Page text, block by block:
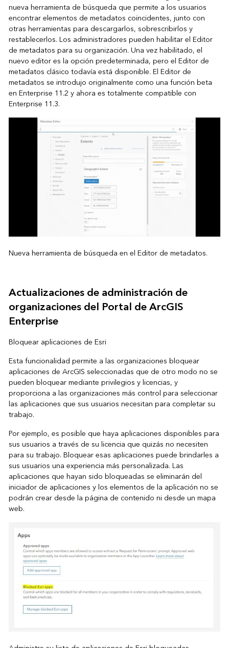
nueva herramienta de búsqueda que permite a los usuarios
encontrar elementos de metadatos coincidentes, junto con
otras herramientas para descargarlos, sobrescribirlos y
restablecerlos. Los administradores pueden habilitar el Editor
de metadatos para su organización. Una vez habilitado, el
nuevo editor es la opción predeterminada, pero el Editor de
metadatos clásico todavía está disponible. El Editor de
metadatos se introdujo originalmente como una función beta
en Enterprise 11.2 y ahora es totalmente compatible con
Enterprise 11.3.
Nueva herramienta de búsqueda en el Editor de metadatos.
Actualizaciones de administración de
organizaciones del Portal de ArcGIS
Enterprise
Bloquear aplicaciones de Esri
Esta funcionalidad permite a las organizaciones bloquear
aplicaciones de ArcGIS seleccionadas que de otro modo no se
pueden bloquear mediante privilegios y licencias, y
proporciona a las organizaciones más control para seleccionar
las aplicaciones que sus usuarios necesitan para completar su
trabajo.
Por ejemplo, es posible que haya aplicaciones disponibles para
sus usuarios a través de su licencia que quizás no necesiten
para su trabajo. Bloquear esas aplicaciones puede brindarles a
sus usuarios una experiencia más personalizada. Las
aplicaciones que hayan sido bloqueadas se eliminarán del
iniciador de aplicaciones y los elementos de la aplicación no se
podrán crear desde la página de contenido ni desde un mapa
web.